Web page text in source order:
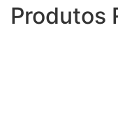
Produtos